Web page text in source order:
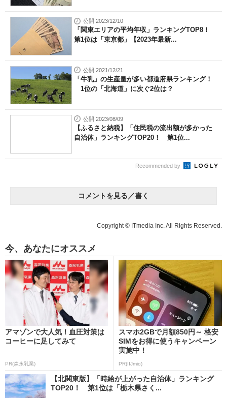
公開 2023/12/10
「関東エリアの平均年収」ランキングTOP8！
第1位は「東京都」【2023年最新...
公開 2021/12/21
「牛乳」の生産量が多い都道府県ランキング！
1位の「北海道」に次ぐ2位は？
公開 2023/08/09
【ふるさと納税】「住民税の流出額が多かった
自治体」ランキングTOP20！ 第1位...
Recommended by
コメントを見る／書く
Copyright © ITmedia Inc. All Rights Reserved.
今、あなたにオススメ
アマゾンで大人気！血圧対策は
コーヒーに足してみて
PR(森永乳業)
スマホ2GBで月額850円～ 格安
SIMをお得に使うキャンペーン
実施中！
PR(IIJmio)
【北関東版】「時給が上がった自治体」ランキング
TOP20！ 第1位は「栃木県さく...